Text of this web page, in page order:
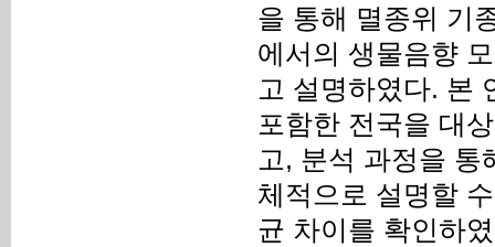
을 통해 멸종위 기
에서의 생물음향
고 설명하였다. 본
포함한 전국을 대
고, 분석 과정을
체적으로 설명할
균 차이를 확인하